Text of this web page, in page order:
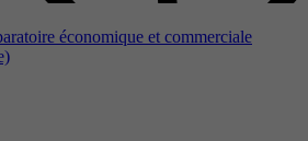
économique et commerciale